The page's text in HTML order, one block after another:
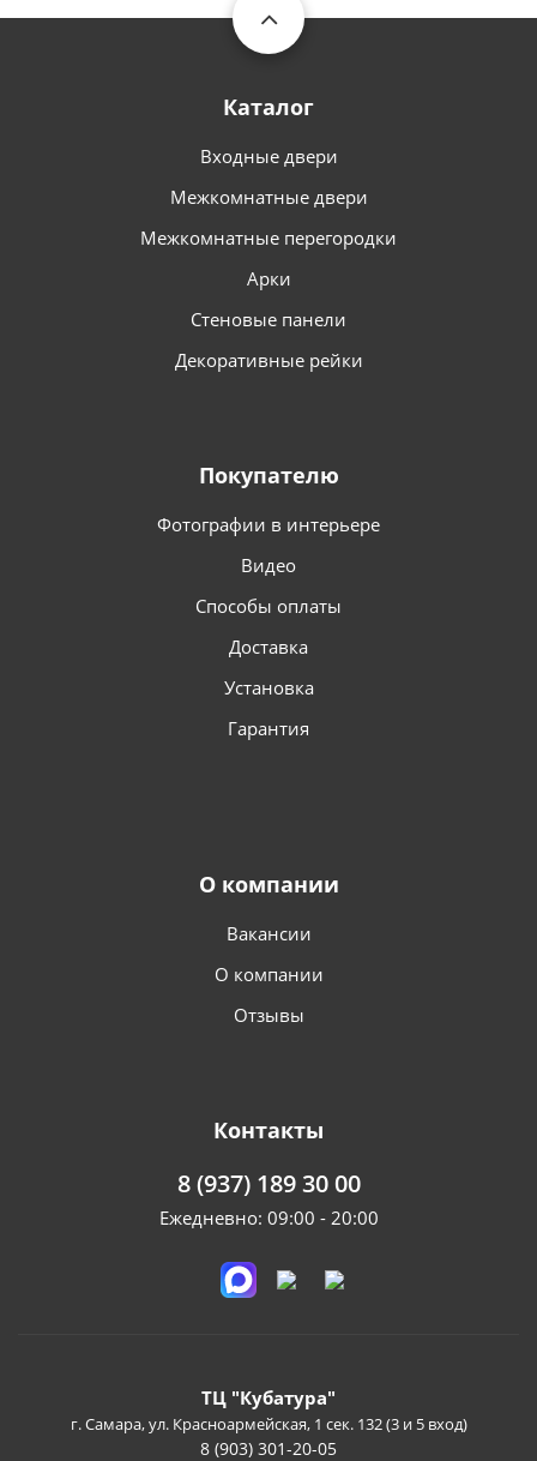
Каталог
Входные двери
Межкомнатные двери
Межкомнатные перегородки
Арки
Стеновые панели
Декоративные рейки
Покупателю
Фотографии в интерьере
Видео
Способы оплаты
Доставка
Установка
Гарантия
О компании
Вакансии
О компании
Отзывы
Контакты
8 (937) 189 30 00
Ежедневно: 09:00 - 20:00
ТЦ "Кубатура"
г. Самара, ул. Красноармейская, 1 сек. 132 (3 и 5 вход)
8 (903) 301-20-05